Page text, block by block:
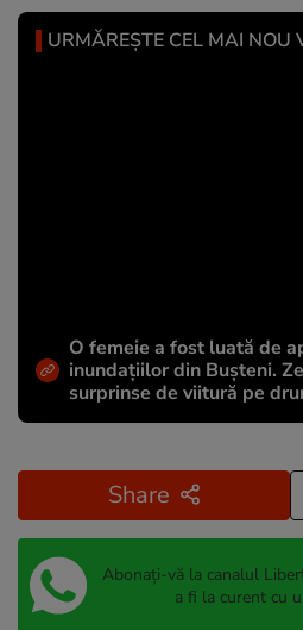
URMĂREȘTE CEL MAI NOU
O femeie a fost luată de
inundațiilor din Bușteni.
surprinse de viitură pe
Share
Abonați-vă la canalul
a fi la curent cu